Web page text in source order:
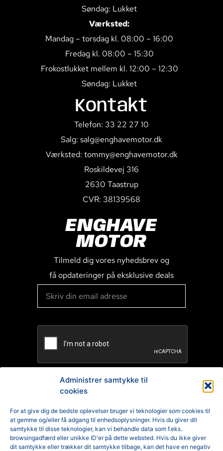
Administrer samtykke til
cookies
For at give dig de bedste oplevelser bruger vi teknologier som cookies til
at gemme og/eller få adgang til enhedsoplysninger. Hvis du giver dit
samtykke til disse teknologier, kan vi behandle data som f.eks.
browsingadfærd eller unikke ID'er på dette websted. Hvis du ikke giver
dit samtykke eller trækker dit samtykke tilbage, kan det have en negativ
Søndag: Lukket
Værksted:
Mandag – torsdag kl. 08:00 – 16:00
Fredag kl. 08:00 – 15:30
Frokostlukket mellem kl. 12:00 – 12:30
Søndag: Lukket
Kontakt
Telefon: 33 22 27 10
Salg: salg@enghavemotor.dk
Værksted: tommy@enghavemotor.dk
Roskildevej 316
2630 Taastrup
CVR: 38139568
ENGHAVE
MOTOR
Tilmeld dig vores nyhedsbrev og
få opdateringer på eksklusive deals
Reklamation
Generelle Handelsbetingelser